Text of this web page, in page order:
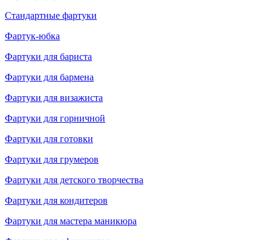
Стандартные фартуки
Фартук-юбка
Фартуки для бариста
Фартуки для бармена
Фартуки для визажиста
Фартуки для горничной
Фартуки для готовки
Фартуки для грумеров
Фартуки для детского творчества
Фартуки для кондитеров
Фартуки для мастера маникюра